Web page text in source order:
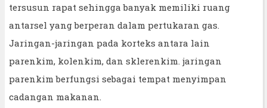
tersusun rapat sehingga banyak memiliki ruang
antarsel yang berperan dalam pertukaran gas.
Jaringan-jaringan pada korteks antara lain
parenkim, kolenkim, dan sklerenkim. jaringan
parenkim berfungsi sebagai tempat menyimpan
cadangan makanan.